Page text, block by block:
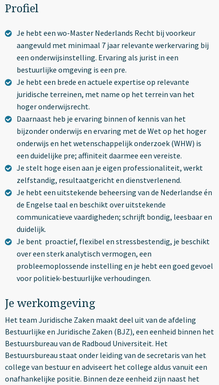
Profiel
Je hebt een wo-Master Nederlands Recht bij voorkeur
aangevuld met minimaal 7 jaar relevante werkervaring bij
een onderwijsinstelling. Ervaring als jurist in een
bestuurlijke omgeving is een pre.
Je hebt een brede en actuele expertise op relevante
juridische terreinen, met name op het terrein van het
hoger onderwijsrecht.
Daarnaast heb je ervaring binnen of kennis van het
bijzonder onderwijs en ervaring met de Wet op het hoger
onderwijs en het wetenschappelijk onderzoek (WHW) is
een duidelijke pre; affiniteit daarmee een vereiste.
Je stelt hoge eisen aan je eigen professionaliteit, werkt
zelfstandig, resultaatgericht en dienstverlenend.
Je hebt een uitstekende beheersing van de Nederlandse én
de Engelse taal en beschikt over uitstekende
communicatieve vaardigheden; schrijft bondig, leesbaar en
duidelijk.
Je bent proactief, flexibel en stressbestendig, je beschikt
over een sterk analytisch vermogen, een
probleemoplossende instelling en je hebt een goed gevoel
voor politiek-bestuurlijke verhoudingen.
Je werkomgeving
Het team Juridische Zaken maakt deel uit van de afdeling
Bestuurlijke en Juridische Zaken (BJZ), een eenheid binnen het
Bestuursbureau van de Radboud Universiteit. Het
Bestuursbureau staat onder leiding van de secretaris van het
college van bestuur en adviseert het college aldus vanuit een
onafhankelijke positie. Binnen deze eenheid zijn naast het